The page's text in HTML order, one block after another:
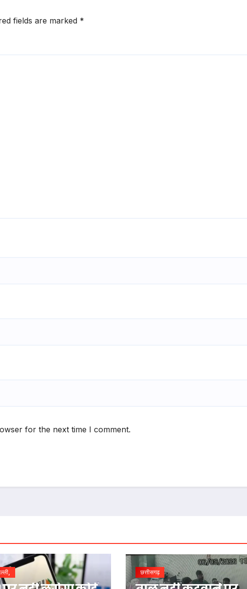
fields are marked *
for the next time I comment.
छत्तीसगढ़